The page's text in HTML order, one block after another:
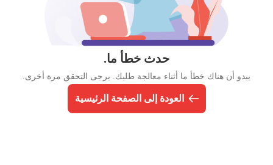
حدث خطأ ما.
يبدو أن هناك خطأ ما أثناء معالجة طلبك. يرجى التحقق مرة أخرى.
العودة إلى الصفحة الرئيسية